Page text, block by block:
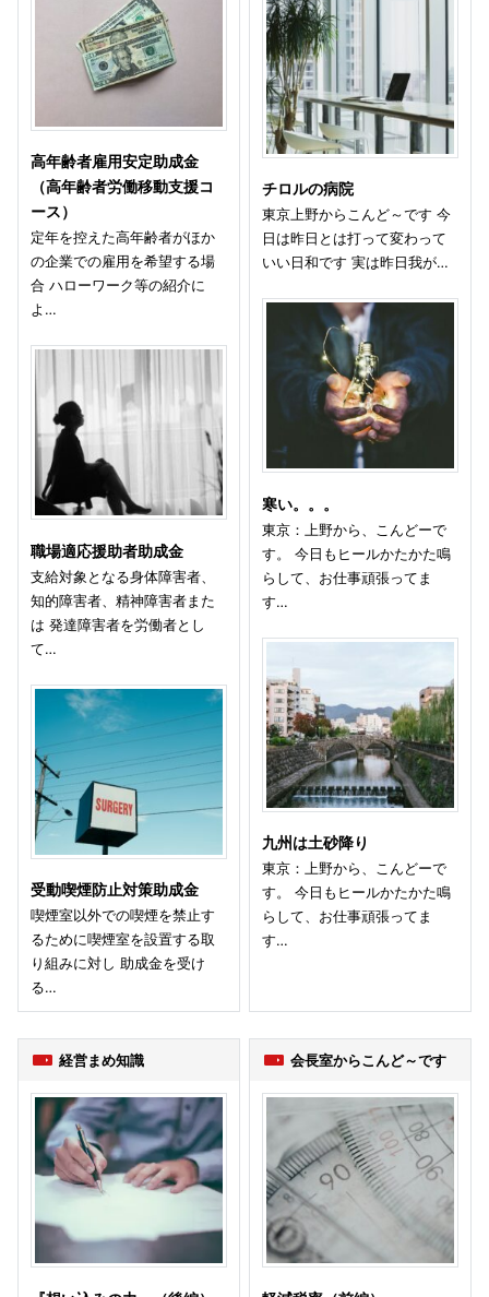
高年齢者雇用安定助成金
（高年齢者労働移動支援コ
ース）
定年を控えた高年齢者がほか
の企業での雇用を希望する場
合 ハローワーク等の紹介に
よ…
職場適応援助者助成金
支給対象となる身体障害者、
知的障害者、精神障害者また
は 発達障害者を労働者とし
て…
受動喫煙防止対策助成金
喫煙室以外での喫煙を禁止す
るために喫煙室を設置する取
り組みに対し 助成金を受け
る…
チロルの病院
東京上野からこんど～です 今
日は昨日とは打って変わって
いい日和です 実は昨日我が…
寒い。。。
東京：上野から、こんどーで
す。 今日もヒールかたかた鳴
らして、お仕事頑張ってま
す…
九州は土砂降り
東京：上野から、こんどーで
す。 今日もヒールかたかた鳴
らして、お仕事頑張ってま
す…
経営まめ知識 会長室からこんど～です